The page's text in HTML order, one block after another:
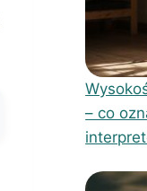
– co